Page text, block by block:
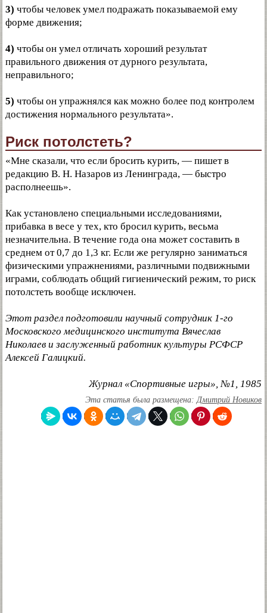
3) чтобы человек умел подражать показываемой ему
форме движения;
4) чтобы он умел отличать хороший результат
правильного движения от дурного результата,
неправильного;
5) чтобы он упражнялся как можно более под контролем
достижения нормального результата».
Риск потолстеть?
«Мне сказали, что если бросить курить, — пишет в
редакцию В. Н. Назаров из Ленинграда, — быстро
располнеешь».
Как установлено специальными исследованиями,
прибавка в весе у тех, кто бросил курить, весьма
незначительна. В течение года она может составить в
среднем от 0,7 до 1,3 кг. Если же регулярно заниматься
физическими упражнениями, различными подвижными
играми, соблюдать общий гигиенический режим, то риск
потолстеть вообще исключен.
Этот раздел подготовили научный сотрудник 1-го
Московского медицинского института Вячеслав
Николаев и заслуженный работник культуры РСФСР
Алексей Галицкий.
Журнал «Спортивные игры», №1, 1985
Эта статья была размещена:Дмитрий Новиков